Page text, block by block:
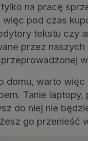
na pracę
pod czas
tekstu
przez
domu, warto
Tanie
do niej nie
go